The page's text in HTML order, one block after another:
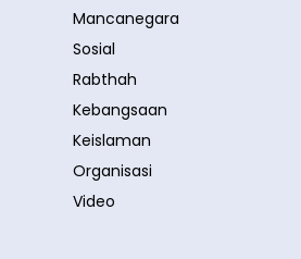
Mancanegara
Sosial
Rabthah
Kebangsaan
Keislaman
Organisasi
Video